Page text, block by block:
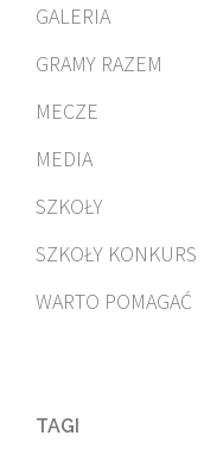
GALERIA
GRAMY RAZEM
MECZE
MEDIA
SZKOŁY
SZKOŁY KONKURS
WARTO POMAGAĆ
TAGI